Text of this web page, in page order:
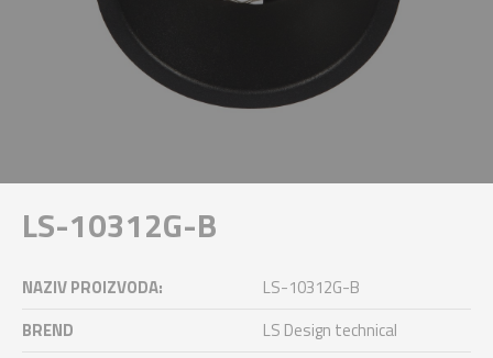
LS-10312G-B
NAZIV PROIZVODA:
LS-10312G-B
BREND
LS Design technical